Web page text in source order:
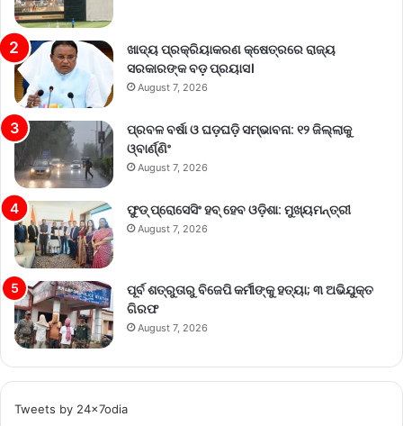
ଖାଦ୍ୟ ପ୍ରକ୍ରିୟାକରଣ କ୍ଷେତ୍ରରେ ରାଜ୍ୟ
ସରକାରଙ୍କ ବଡ଼ ପ୍ରୟାସ।
August 7, 2026
ପ୍ରବଳ ବର୍ଷା ଓ ଘଡ଼ଘଡ଼ି ସମ୍ଭାବନା: ୧୨ ଜିଲ୍ଲାକୁ
ଓ୍ବାର୍ଣ୍ଣିଂ
August 7, 2026
ଫୁଡ୍ ପ୍ରୋସେସିଂ ହବ୍ ହେବ ଓଡ଼ିଶା: ମୁଖ୍ୟମନ୍ତ୍ରୀ
August 7, 2026
ପୂର୍ବ ଶତ୍ରୁତାରୁ ବିଜେପି କର୍ମୀଙ୍କୁ ହତ୍ୟା; ୩ ଅଭିଯୁକ୍ତ
ଗିରଫ
August 7, 2026
Tweets by 24x7odia